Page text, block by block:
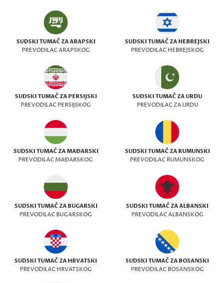
SUDSKI TUMAČ ZA ARAPSKI
PREVODILAC ARAPSKOG
SUDSKI TUMAČ ZA HEBREJSKI
PREVODILAC HEBREJSKOG
SUDSKI TUMAČ ZA PERSIJSKI
PREVODILAC PERSIJSKOG
SUDSKI TUMAČ ZA URDU
PREVODILAC ZA URDU
SUDSKI TUMAČ ZA MAĐARSKI
PREVODILAC MAĐARSKOG
SUDSKI TUMAČ ZA RUMUNSKI
PREVODILAC RUMUNSKOG
SUDSKI TUMAČ ZA BUGARSKI
PREVODILAC BUGARSKOG
SUDSKI TUMAČ ZA ALBANSKI
PREVODILAC ALBANSKOG
SUDSKI TUMAČ ZA HRVATSKI
PREVODILAC HRVATSKOG
SUDSKI TUMAČ ZA BOSANSKI
PREVODILAC BOSANSKOG